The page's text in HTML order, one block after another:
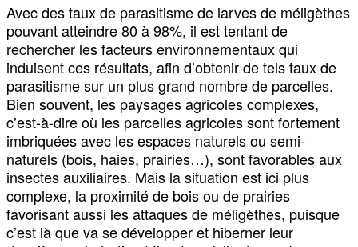
Avec des taux de parasitisme de larves de méligèthes
pouvant atteindre 80 à 98%, il est tentant de
rechercher les facteurs environnementaux qui
induisent ces résultats, afin d’obtenir de tels taux de
parasitisme sur un plus grand nombre de parcelles.
Bien souvent, les paysages agricoles complexes,
c’est-à-dire où les parcelles agricoles sont fortement
imbriquées avec les espaces naturels ou semi-
naturels (bois, haies, prairies…), sont favorables aux
insectes auxiliaires. Mais la situation est ici plus
complexe, la proximité de bois ou de prairies
favorisant aussi les attaques de méligèthes, puisque
c’est là que va se développer et hiberner leur